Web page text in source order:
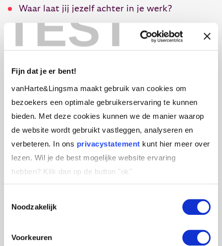
TEST
Fijn dat je er bent!
vanHarte&Lingsma maakt gebruik van cookies om
bezoekers een optimale gebruikerservaring te kunnen
bieden. Met deze cookies kunnen we de manier waarop
de website wordt gebruikt vastleggen, analyseren en
verbeteren. In ons privacystatement kunt hier meer over
lezen. Wil je de best mogelijke website ervaring
hebben? Klik dan op de button "ok''
Noodzakelijk
Voorkeuren
Waar laat jij jezelf achter in je werk?
Wat wil er in jou misschien wél spreken?
Wie mag jij worden als leider, als je niets hoeft
te verbergen?
Een kleine oefening.
Vandaag, één moment.Neem in een gesprek 10
seconden voordat je antwoord geeft. Niet om
een slimme reactie te formuleren, maar om echt
te voelen wat jouw waarheid is.
FAQ